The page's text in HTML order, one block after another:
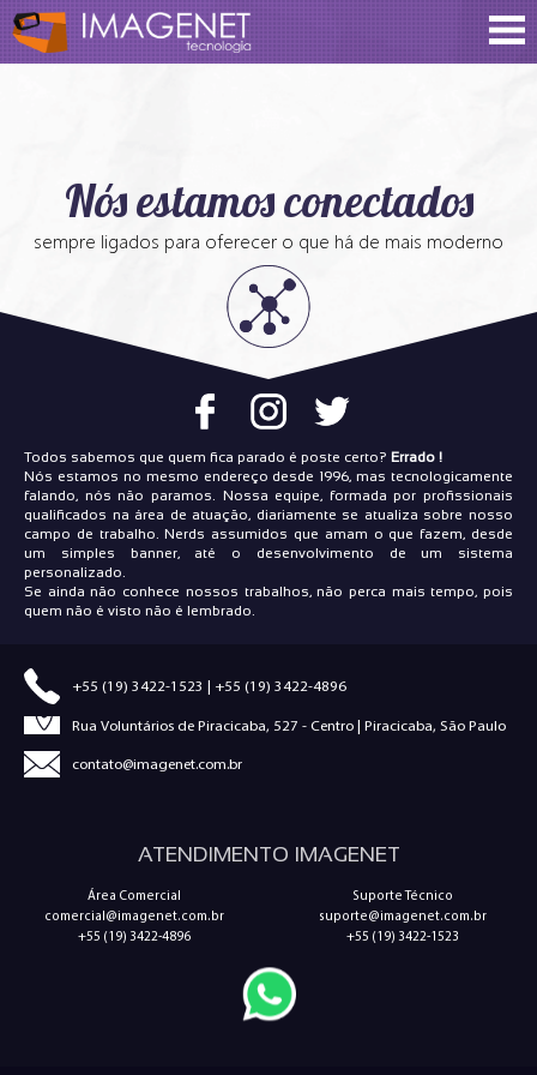
Nós estamos conectados
sempre ligados para oferecer o que há de mais moderno
Todos sabemos que quem fica parado é poste certo? Errado !
Nós estamos no mesmo endereço desde 1996, mas tecnologicamente
falando, nós não paramos. Nossa equipe, formada por profissionais
qualificados na área de atuação, diariamente se atualiza sobre nosso
campo de trabalho. Nerds assumidos que amam o que fazem, desde
um simples banner, até o desenvolvimento de um sistema
personalizado.
Se ainda não conhece nossos trabalhos, não perca mais tempo, pois
quem não é visto não é lembrado.
+55 (19) 3422-1523 | +55 (19) 3422-4896
Rua Voluntários de Piracicaba, 527 - Centro | Piracicaba, São Paulo
contato@imagenet.com.br
ATENDIMENTO IMAGENET
Área Comercial
comercial@imagenet.com.br
+55 (19) 3422-4896
Suporte Técnico
suporte@imagenet.com.br
+55 (19) 3422-1523